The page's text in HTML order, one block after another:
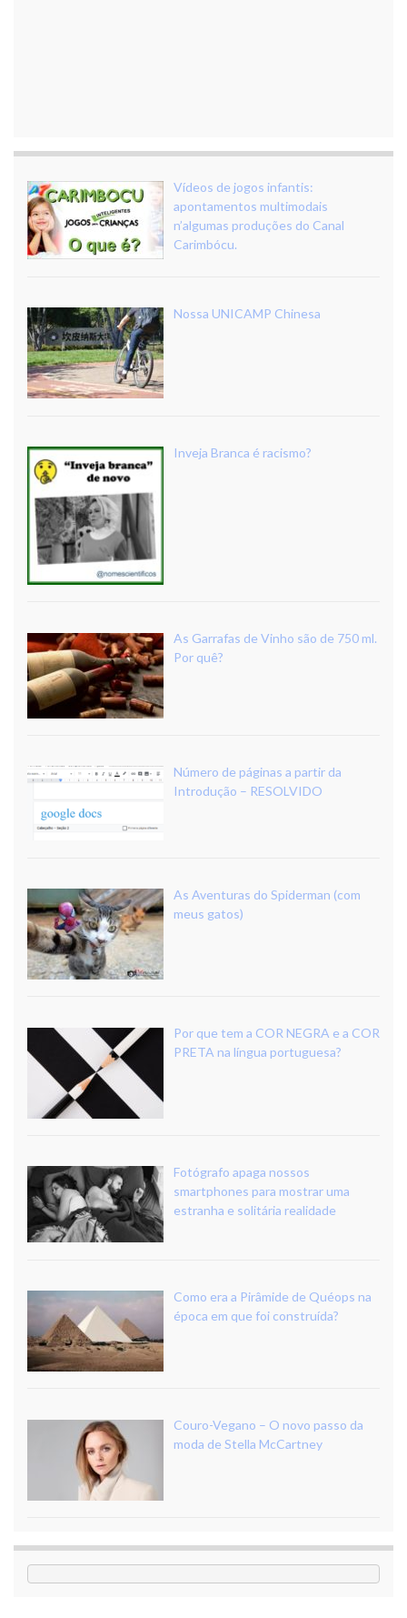
Vídeos de jogos infantis:
apontamentos multimodais
n’algumas produções do Canal
Carimbócu.
Nossa UNICAMP Chinesa
Inveja Branca é racismo?
As Garrafas de Vinho são de 750 ml.
Por quê?
Número de páginas a partir da
Introdução – RESOLVIDO
As Aventuras do Spiderman (com
meus gatos)
Por que tem a COR NEGRA e a COR
PRETA na língua portuguesa?
Fotógrafo apaga nossos
smartphones para mostrar uma
estranha e solitária realidade
Como era a Pirâmide de Quéops na
época em que foi construída?
Couro-Vegano – O novo passo da
moda de Stella McCartney